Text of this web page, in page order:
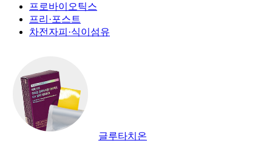
프로바이오틱스
프리·포스트
차전자피·식이섬유
글루타치온